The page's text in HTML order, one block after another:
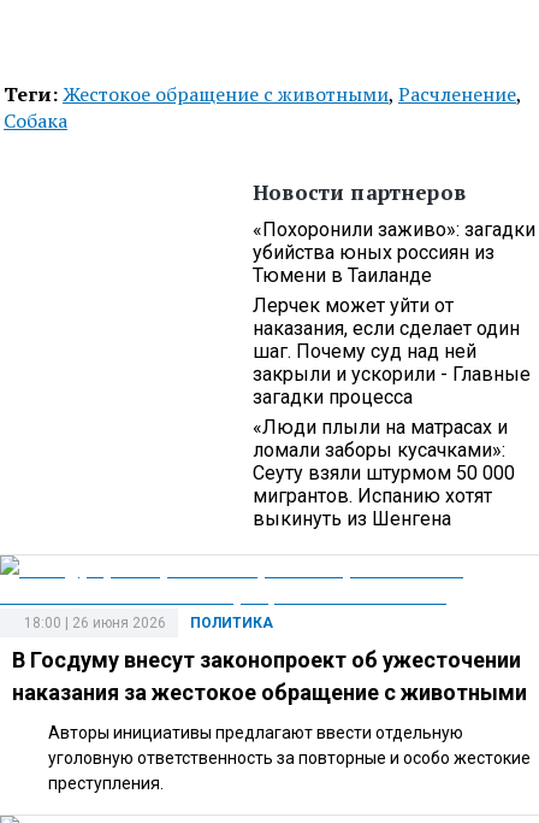
Теги:Жестокое обращение с животными, Расчленение,
Собака
Новости партнеров
«Похоронили заживо»: загадки
убийства юных россиян из
Тюмени в Таиланде
Лерчек может уйти от
наказания, если сделает один
шаг. Почему суд над ней
закрыли и ускорили - Главные
загадки процесса
«Люди плыли на матрасах и
ломали заборы кусачками»:
Сеуту взяли штурмом 50 000
мигрантов. Испанию хотят
выкинуть из Шенгена
ПОЛИТИКА
18:00 | 26 июня 2026
В Госдуму внесут законопроект об ужесточении
наказания за жестокое обращение с животными
Авторы инициативы предлагают ввести отдельную
уголовную ответственность за повторные и особо жестокие
преступления.